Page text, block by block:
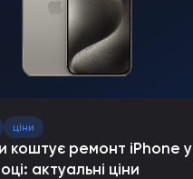
ціни
коштує ремонт iPhone у
актуальні ціни